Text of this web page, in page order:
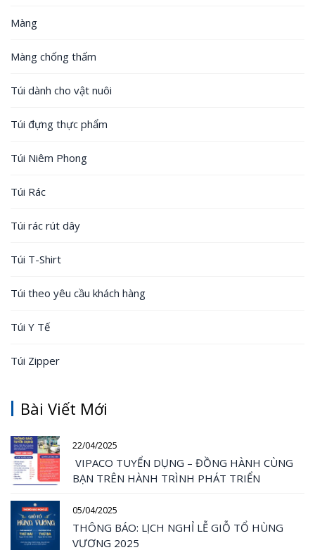
Màng
Màng chống thấm
Túi dành cho vật nuôi
Túi đựng thực phẩm
Túi Niêm Phong
Túi Rác
Túi rác rút dây
Túi T-Shirt
Túi theo yêu cầu khách hàng
Túi Y Tế
Túi Zipper
Bài Viết Mới
22/04/2025
VIPACO TUYỂN DỤNG – ĐỒNG HÀNH CÙNG
BẠN TRÊN HÀNH TRÌNH PHÁT TRIỂN
05/04/2025
THÔNG BÁO: LỊCH NGHỈ LỄ GIỖ TỔ HÙNG
VƯƠNG 2025